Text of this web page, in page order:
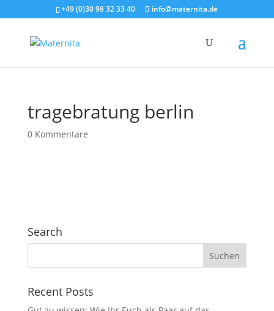
+49 (0)30 98 32 33 40 info@maternita.de
tragebratung berlin
0 Kommentare
Search
Recent Posts